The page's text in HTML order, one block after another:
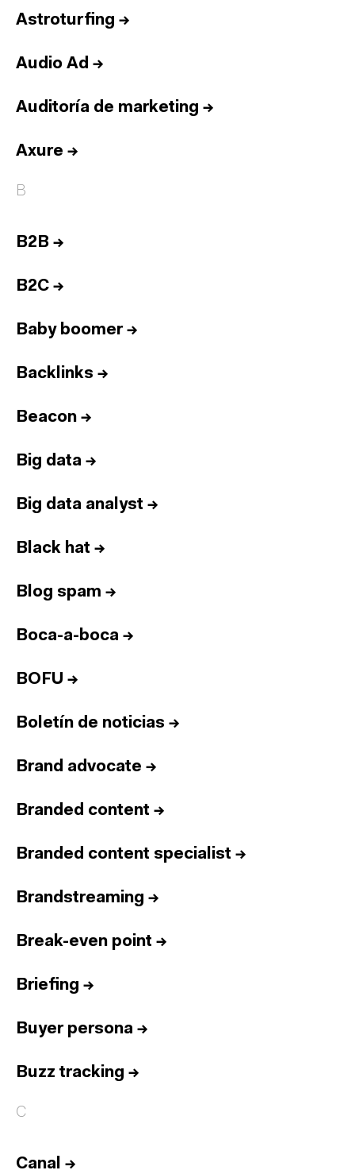
Astroturfing →
Audio Ad →
Auditoría de marketing →
Axure →
B
B2B →
B2C →
Baby boomer→
Backlinks →
Beacon →
Big data →
Big data analyst →
Black hat →
Blog spam →
Boca-a-boca →
BOFU →
Boletín de noticias →
Brand advocate →
Branded content →
Branded content specialist →
Brandstreaming →
Break-even point →
Briefing →
Buyer persona →
Buzz tracking →
C
Canal →